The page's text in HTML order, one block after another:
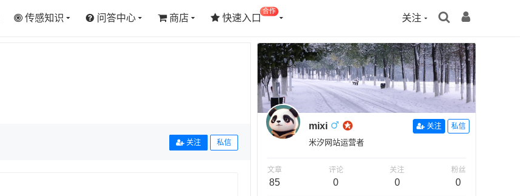
关注
传感知识 问答中心 商店 快速入口
合作
关注 私信
mixi 关注 私信
米汐网站运营者
文章
85
评论
0
关注
0
粉丝
0